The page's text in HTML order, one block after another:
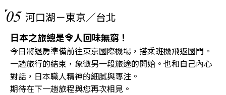
05 河口湖－東京／台北
日本之旅總是令人回味無窮！
今日將退房準備前往東京國際機場，搭乘班機飛返國門。
一趟旅行的結束，象徵另一段旅途的開始。也和自己內心
對話，日本職人精神的細膩與專注。
期待在下一趟旅程與您再次相見。